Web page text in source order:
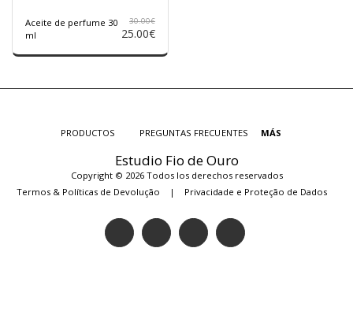
Aceite de perfume 30
ml
30.00€
25.00€
Estudio Fio de Ouro
Copyright © 2026 Todos los derechos reservados
Termos & Políticas de Devolução | Privacidade e Proteção de Dados
PRODUCTOS PREGUNTAS FRECUENTES MÁS